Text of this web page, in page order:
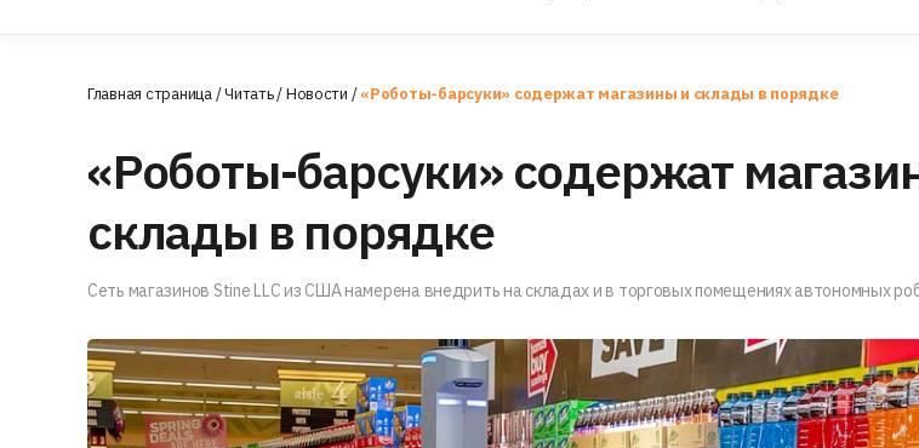
Главная страница/Читать/Новости /«Роботы-барсуки» содержат магазины и склады в порядке
«Роботы-барсуки» содержат
склады в порядке
Сеть магазинов Stine LLC из США намерена внедрить на складах и в торговых помещениях автономных